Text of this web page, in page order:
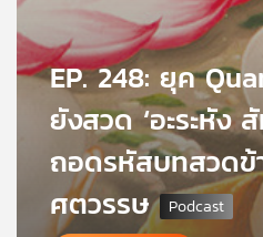
เครือ
ข่ายEP. 248: ยุค
ยังสวด ‘อะระหัง
ถอดรหัสบทสวดข้
ศตวรรษ